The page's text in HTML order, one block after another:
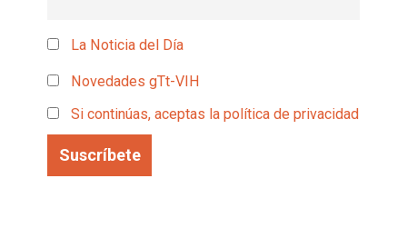
La Noticia del Día
Novedades gTt-VIH
Si continúas, aceptas la política de privacidad